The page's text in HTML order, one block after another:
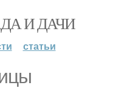
И ДАЧИ
статьи